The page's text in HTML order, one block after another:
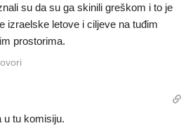
su da su ga skinili greškom i to je
izraelske letove i ciljeve na tuđim
prostorima.
u tu komisiju.